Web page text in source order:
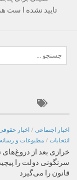
تایید نشده ا ست
برای:
اخبار اجتماعی / اخبار
انتخابات / مطبوعات و رسانه
خرازی بعد از
سرنگونی دولت را
قانون را می‌گیرد